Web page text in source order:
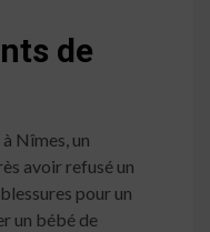
de
Nîmes, un
avoir refusé un
pour un
un bébé de